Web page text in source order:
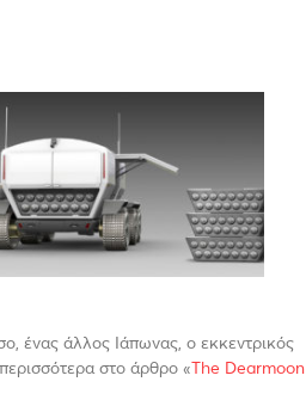
ένας άλλος Ιάπωνας, ο εκκεντρικός
στο άρθρο «The Dearmoon